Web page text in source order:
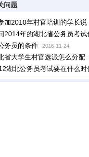
问题
加2010年村官培训的学长
2014年的湖北省公务员考试
务员的条件 2016-11-24
省大学生村官选派怎么分配
湖北公务员考试要在什么时